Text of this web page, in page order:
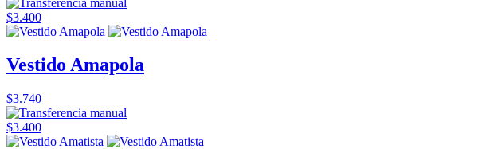
$3.400
Vestido Amapola
$3.740
$3.400